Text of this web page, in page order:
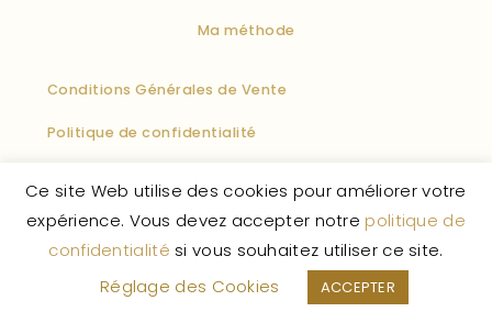
Ma méthode
Conditions Générales de Vente
Politique de confidentialité
La Vie Enchantée © 2026 – Tous droits réservés.
Ce site Web utilise des cookies pour améliorer votre
expérience. Vous devez accepter notre politique de
confidentialité si vous souhaitez utiliser ce site.
Réglage des Cookies
ACCEPTER